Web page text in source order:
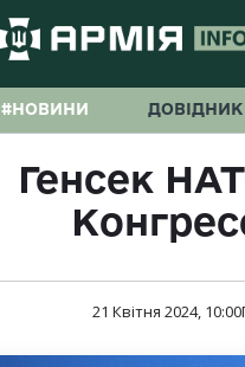
#НОВИНИ ДОВІДНИК
Генсек
21 Квітня 2024, 10:00